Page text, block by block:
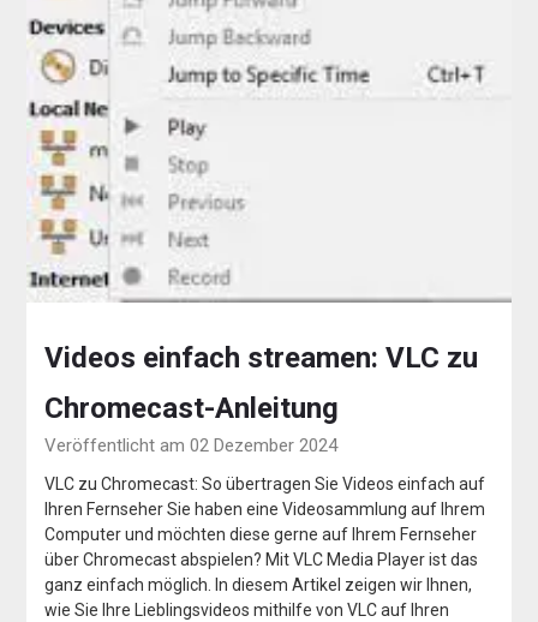
Videos einfach streamen: VLC zu
Chromecast-Anleitung
Veröffentlicht am 02 Dezember 2024
VLC zu Chromecast: So übertragen Sie Videos einfach auf
Ihren Fernseher Sie haben eine Videosammlung auf Ihrem
Computer und möchten diese gerne auf Ihrem Fernseher
über Chromecast abspielen? Mit VLC Media Player ist das
ganz einfach möglich. In diesem Artikel zeigen wir Ihnen,
wie Sie Ihre Lieblingsvideos mithilfe von VLC auf Ihren